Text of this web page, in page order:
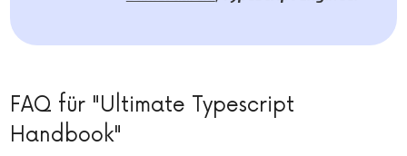
FAQ für "Ultimate Typescript
Handbook"